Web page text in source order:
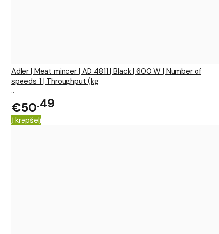
Adler | Meat mincer | AD 4811 | Black | 600 W | Number of
speeds 1 | Throughput (kg
..
€50 49
Į krepšelį